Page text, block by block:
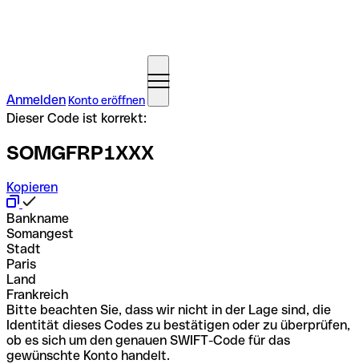
Anmelden Konto eröffnen
Dieser Code ist korrekt:
SOMGFRP1XXX
Kopieren
Bankname
Somangest
Stadt
Paris
Land
Frankreich
Bitte beachten Sie, dass wir nicht in der Lage sind, die
Identität dieses Codes zu bestätigen oder zu überprüfen,
ob es sich um den genauen SWIFT-Code für das
gewünschte Konto handelt.